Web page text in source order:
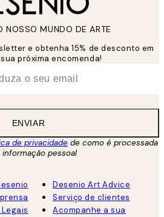
NOSSO MUNDO DE ARTE
e obtenha 15% de desconto em
próxima encomenda!
ENVIAR
de privacidade de como é processada
informação pessoal
Desenio Art Advice
Serviço de clientes
Acompanhe a sua